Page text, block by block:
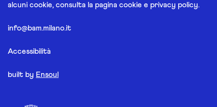
alcuni cookie, consulta la pagina cookie e privacy policy.
info@bam.milano.it
Accessibilità
built by Ensoul